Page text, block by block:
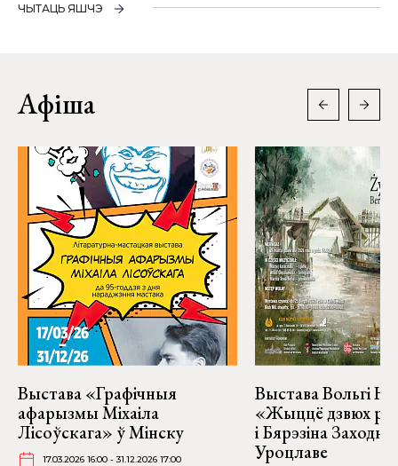
ЧЫТАЦЬ ЯШЧЭ
Афіша
Выстава «Графічныя
афарызмы Міхаіла
Лісоўскага» ў Мінску
17.03.2026 16:00 - 31.12.2026 17:00
Выстава Вольгі
«Жыццё дзвюх
і Бярэзіна
Уроцлаве